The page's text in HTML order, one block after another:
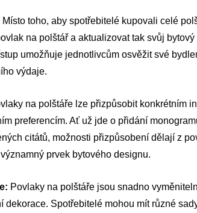
Místo toho, aby spotřebitelé kupovali celé
na polštář a aktualizovat tak svůj bytový
umožňuje jednotlivcům osvěžit své
výdaje.
na polštáře lze přizpůsobit konkrétním
preferencím. Ať už jde o přidání
citátů, možnosti přizpůsobení dělají z
prvek bytového designu.
Povlaky na polštáře jsou snadno
dekorace. Spotřebitelé mohou mít různé